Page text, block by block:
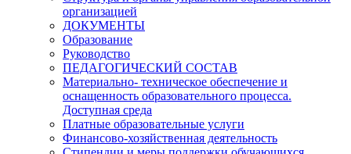
организацией
ДОКУМЕНТЫ
Образование
Руководство
ПЕДАГОГИЧЕСКИЙ СОСТАВ
Материально- техническое обеспечение и
оснащенность образовательного процесса.
Доступная среда
Платные образовательные услуги
Финансово-хозяйственная деятельность